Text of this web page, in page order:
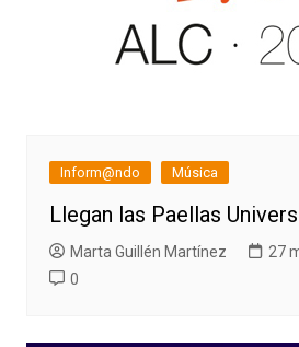
Inform@ndo Música
Llegan las Paellas
Marta Guillén Martínez
27
0